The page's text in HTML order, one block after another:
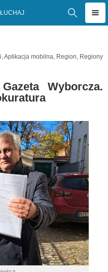
,Aplikacja mobilna, Region, Regiony
Wyborcza.